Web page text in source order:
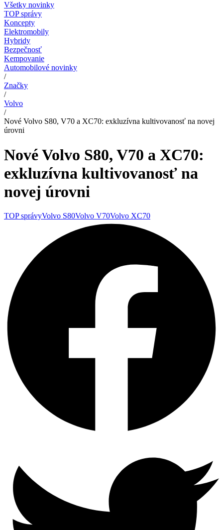
Všetky novinky
TOP správy
Koncepty
Elektromobily
Hybridy
Bezpečnosť
Kempovanie
Automobilové novinky
/
Značky
/
Volvo
/
Nové Volvo S80, V70 a XC70: exkluzívna kultivovanosť na novej
úrovni
Nové Volvo S80, V70 a XC70:
exkluzívna kultivovanosť na
novej úrovni
TOP správyVolvo S80Volvo V70Volvo XC70